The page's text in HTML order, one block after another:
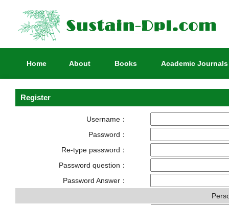
Home About Books Academic Journals
Register
Username：
Password：
Re-type password：
Password question：
Password Answer：